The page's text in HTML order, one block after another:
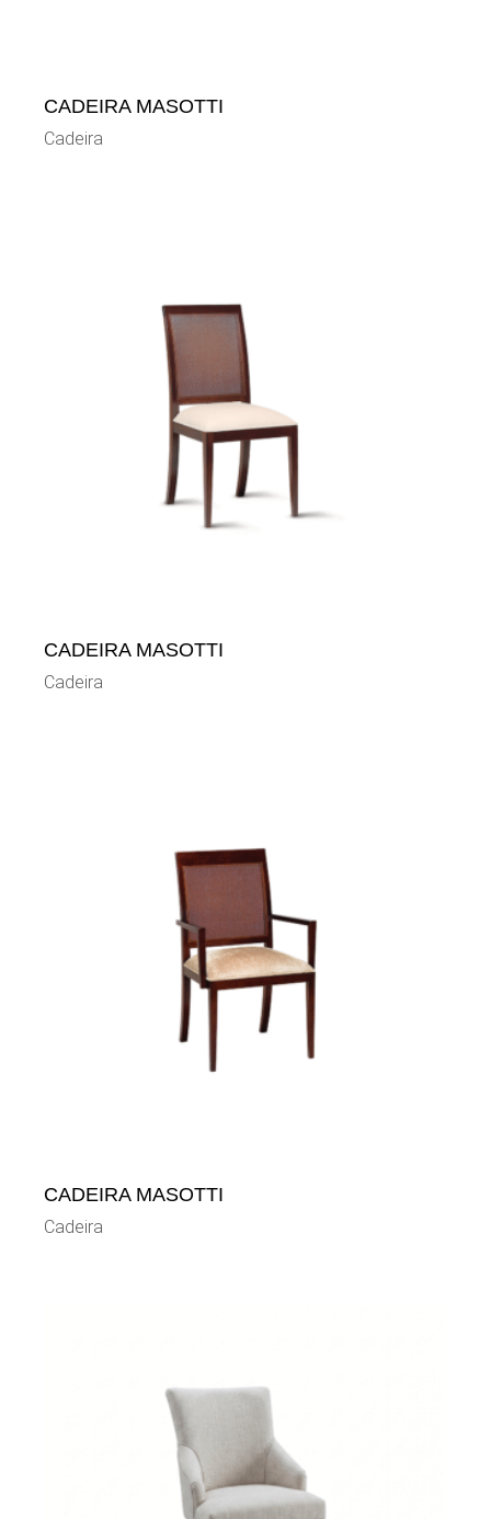
CADEIRA MASOTTI
Cadeira
CADEIRA MASOTTI
Cadeira
CADEIRA MASOTTI
Cadeira